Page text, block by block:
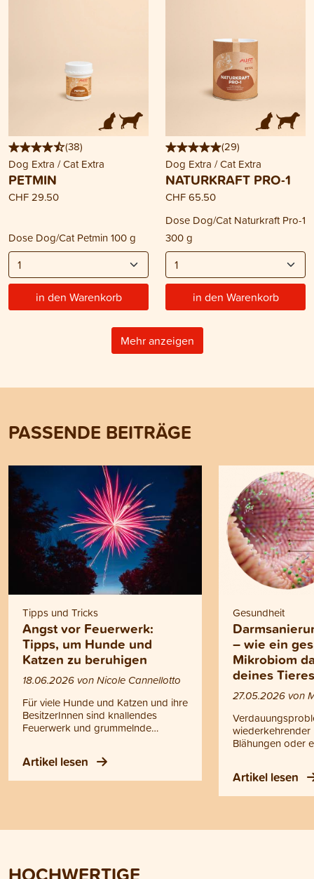
(38)
Dog Extra / Cat Extra
PETMIN
CHF 29.50
Dose Dog/Cat Petmin 100 g
in den Warenkorb
(29)
Dog Extra / Cat Extra
NATURKRAFT PRO-1
CHF 65.50
Dose Dog/Cat Naturkraft Pro-1
300 g
in den Warenkorb
Mehr anzeigen
PASSENDE BEITRÄGE
Tipps und Tricks
Angst vor Feuerwerk:
Tipps, um Hunde und
Katzen zu beruhigen
18.06.2026 von Nicole Cannellotto
Für viele Hunde und Katzen und ihre
BesitzerInnen sind knallendes
Feuerwerk und grummelnde
In diesem Blogbeitrag findest du
Tipps, wie du deinen Hund oder
Artikel lesen
Gesundheit
– wie ein
Mikrobiom
deines
27.05.2026 von
wiederkehrender
Blähungen oder
Häufig bleibt die
Verborgenen,
Gesundheit im
Artikel lesen